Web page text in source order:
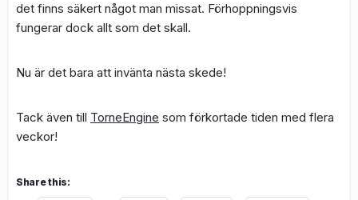
det finns säkert något man missat. Förhoppningsvis
fungerar dock allt som det skall.
Nu är det bara att invänta nästa skede!
Tack även till TorneEngine som förkortade tiden med flera
veckor!
Share this: